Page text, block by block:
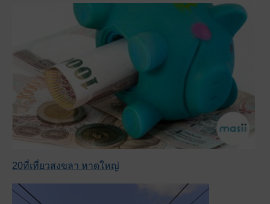
20ที่เที่ยวสงขลา หาดใหญ่